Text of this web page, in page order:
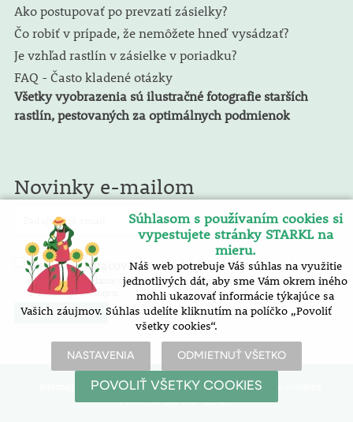
Ako postupovať po prevzatí zásielky?
Čo robiť v prípade, že nemôžete hneď vysádzať?
Je vzhľad rastlín v zásielke v poriadku?
FAQ - Často kladené otázky
Všetky vyobrazenia sú ilustračné fotografie starších
rastlín, pestovaných za optimálnych podmienok
Novinky e-mailom
Súhlasím sospracovaním osobných údajov. E-mailový
spravodaj zasielame zadarmo. Pokyny pre zrušenie nájdete v každom
e-mailu spravodajcu.
| vyhlásenie o prístupnosti |
nastavenie cookies
Vytvořilo SOFICO-CZ, a.s.
Súhlasom s používaním cookies si
vypestujete stránky STARKL na
mieru.
Náš web potrebuje Váš súhlas na využitie
jednotlivých dát, aby sme Vám okrem iného
mohli ukazovať informácie týkajúce sa
Vašich záujmov. Súhlas udelíte kliknutím na políčko „Povoliť
všetky cookies“.
NASTAVENIA ODMIETNUŤ VŠETKO
POVOLIŤ VŠETKY COOKIES